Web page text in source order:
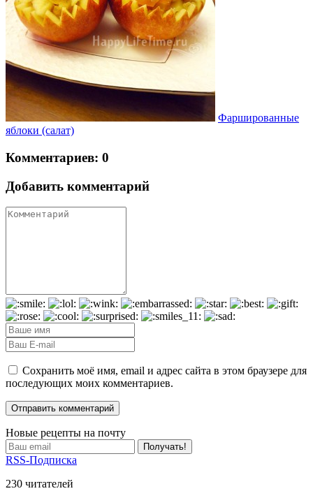
Фаршированные
яблоки (салат)
Комментариев: 0
Добавить комментарий
Сохранить моё имя, email и адрес сайта в этом браузере для
последующих моих комментариев.
Новые рецепты на почту
RSS-Подписка
230 читателей